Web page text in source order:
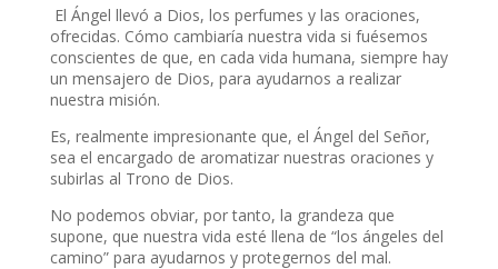
El Ángel llevó a Dios, los perfumes y las oraciones,
ofrecidas. Cómo cambiaría nuestra vida si fuésemos
conscientes de que, en cada vida humana, siempre hay
un mensajero de Dios, para ayudarnos a realizar
nuestra misión.
Es, realmente impresionante que, el Ángel del Señor,
sea el encargado de aromatizar nuestras oraciones y
subirlas al Trono de Dios.
No podemos obviar, por tanto, la grandeza que
supone, que nuestra vida esté llena de “los ángeles del
camino” para ayudarnos y protegernos del mal.